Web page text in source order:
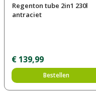
Regenton tube 2in1 230l
antraciet
€ 139,99
Bestellen